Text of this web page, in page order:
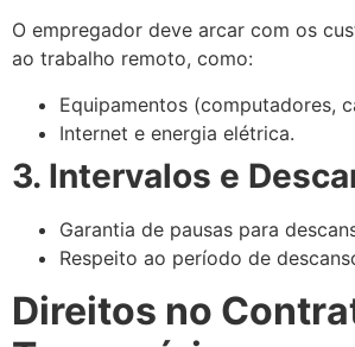
O empregador deve arcar com os
ao trabalho remoto, como:
Equipamentos (computadores,
Internet e energia elétrica.
3. Intervalos e
Garantia de pausas para
Respeito ao período de
Direitos no